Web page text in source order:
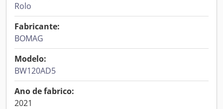
Rolo
Fabricante:
BOMAG
Modelo:
BW120AD5
Ano de fabrico:
2021